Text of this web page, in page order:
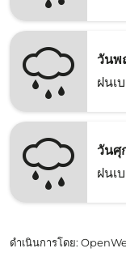
วันพ
ฝนเ
วันศุ
ฝนเ
ดำเนินการโดย: